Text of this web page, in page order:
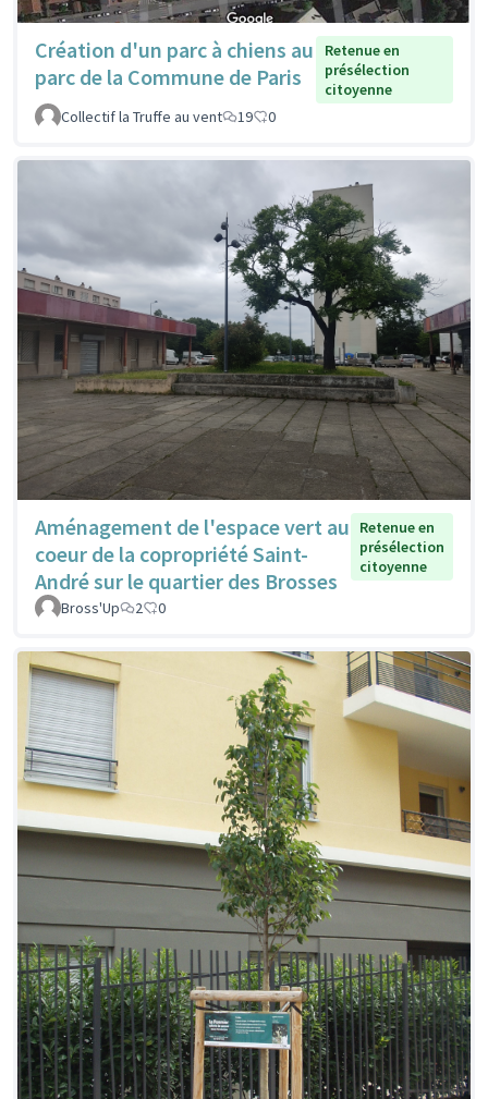
Création d'un parc à chiens au
parc de la Commune de Paris
Retenue en
présélection
citoyenne
Collectif la Truffe au vent
19 0
Aménagement de l'espace vert au
coeur de la copropriété Saint-
André sur le quartier des Brosses
Retenue en
présélection
citoyenne
Bross'Up 2 0